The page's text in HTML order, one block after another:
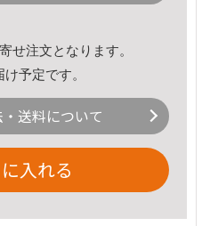
せ注文となります。
予定です。
送料について
入れる